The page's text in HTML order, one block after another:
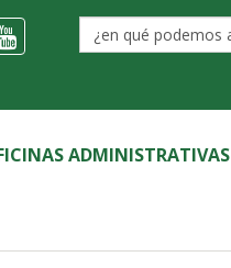
ADMINISTRATIVAS